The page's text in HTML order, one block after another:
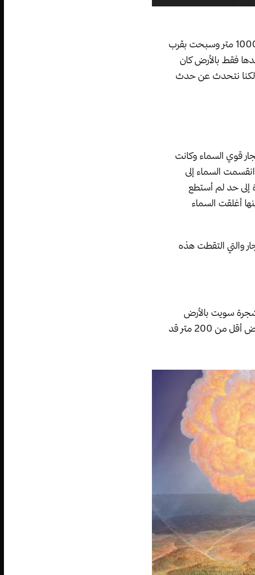
الذي يقدر بأنه تجزأ إلى أكثر من 3200 جزء يتراوح قطرها من 50 إلى 1000 متر وسبحت بقرب
فقط بالأرض كان
لكنا نتحدث عن حدث
قوي السماء وكانت
الانفجار: ”انقسمت السماء إلى
إلى حد لم أستطع
أغلقت السماء
مكان الانفجار والتي التقطت هذه
من الغابة احتوت تقريباً على 80 مليون شجرة سويت بالأرض
نتيجة للحدث، وكان الإجماع على أن السبب هو كويكب أو مذنب بعرض أقل من 200 متر قد